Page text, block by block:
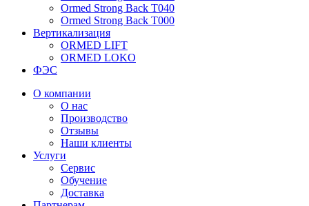
Ormed Strong Back Т040
Ormed Strong Back Т000
Вертикализация
ORMED LIFT
ORMED LOKO
ФЭС
О компании
О нас
Производство
Отзывы
Наши клиенты
Услуги
Сервис
Обучение
Доставка